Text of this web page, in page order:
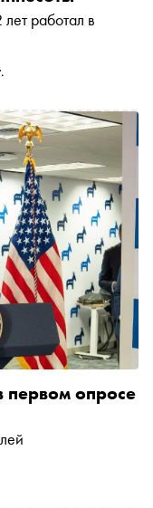
работал в
первом опросе